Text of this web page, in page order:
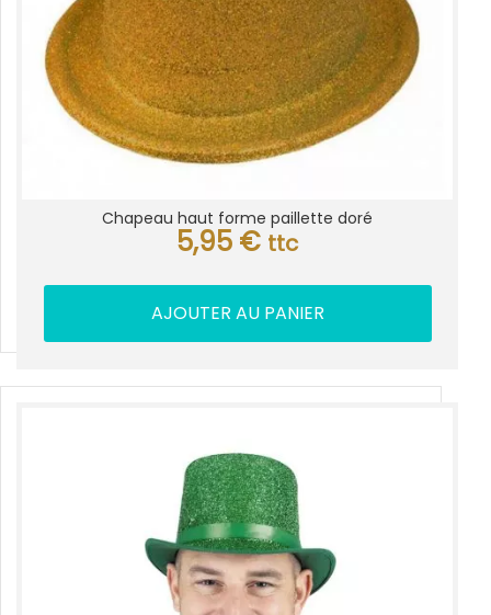
Chapeau haut forme paillette doré
5,95 € ttc
AJOUTER AU PANIER